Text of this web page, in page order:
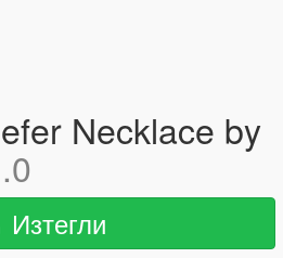
Necklace by
Изтегли